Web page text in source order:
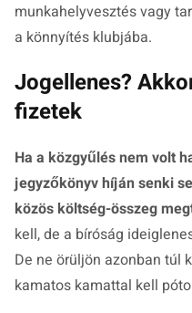
munkahelyvesztés vagy
a könnyítés klubjába.
Jogellenes?
fizetek
Ha a közgyűlés nem volt
jegyzőkönyv híján senki
közös költség-összeg
kell, de a bíróság
De ne örüljön azonban túl
kamatos kamattal kell